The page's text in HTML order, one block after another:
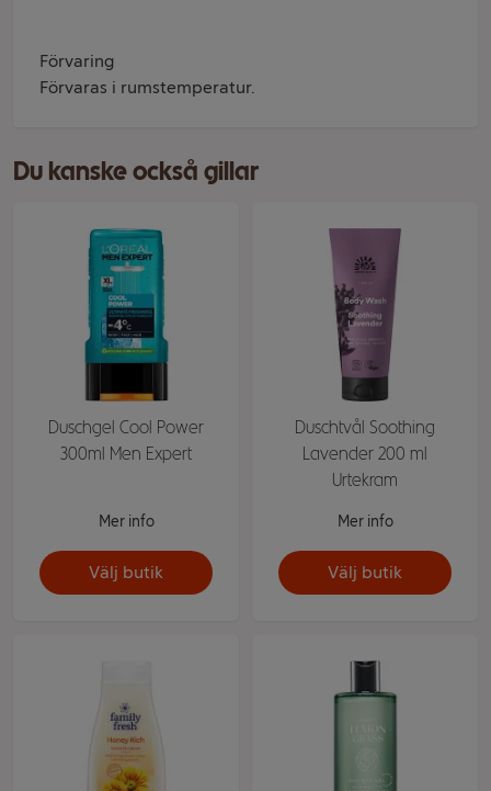
Förvaring
Förvaras i rumstemperatur.
Du kanske också gillar
Duschgel Cool Power
300ml Men Expert
Mer info
Välj butik
Duschtvål Soothing
Lavender 200 ml
Urtekram
Mer info
Välj butik